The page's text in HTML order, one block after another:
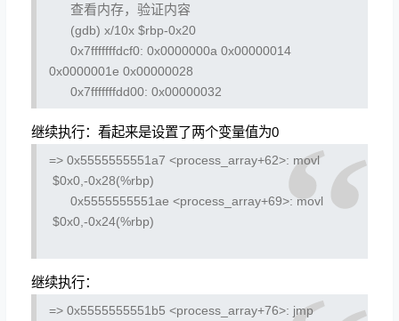
查看内存，验证内容
(gdb) x/10x $rbp-0x20
0x7fffffffdcf0: 0x0000000a 0x00000014
0x0000001e 0x00000028
0x7fffffffdd00: 0x00000032
继续执行：看起来是设置了两个变量值为0
=> 0x5555555551a7 <process_array+62>: movl
$0x0,-0x28(%rbp)
0x5555555551ae <process_array+69>: movl
$0x0,-0x24(%rbp)
继续执行：
=> 0x5555555551b5 <process_array+76>: jmp